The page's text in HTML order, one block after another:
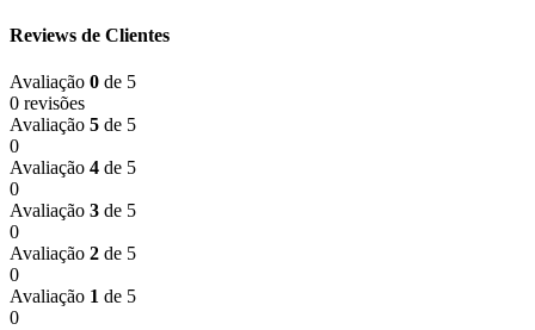
600R
Emirates
EKC
Reviews de Clientes
Avaliação 0 de 5
0 revisões
Avaliação 5 de 5
0
Avaliação 4 de 5
0
Avaliação 3 de 5
0
Avaliação 2 de 5
0
Avaliação 1 de 5
0